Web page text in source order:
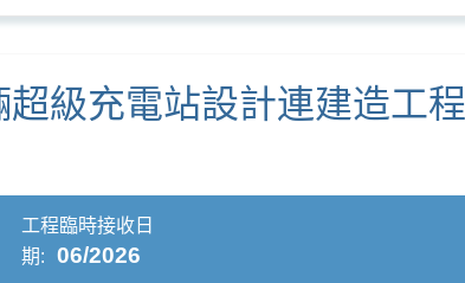
級充電站設計連建造工程
工程臨時接收日
期:
06/2026